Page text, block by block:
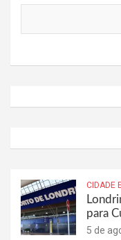
CIDADE
para
5 de